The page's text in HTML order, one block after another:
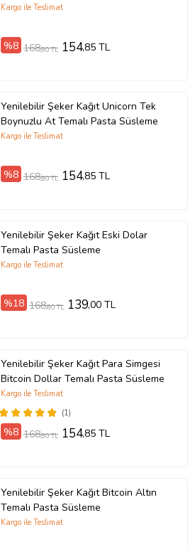
Kargo ile Teslimat
%8 168,80 TL 154,85 TL
Yenilebilir Şeker Kağıt Unicorn Tek
Boynuzlu At Temalı Pasta Süsleme
Kargo ile Teslimat
%8 168,80 TL 154,85 TL
Yenilebilir Şeker Kağıt Eski Dolar
Temalı Pasta Süsleme
Kargo ile Teslimat
%18 168,80 TL 139,00 TL
Yenilebilir Şeker Kağıt Para Simgesi
Bitcoin Dollar Temalı Pasta Süsleme
(1)
Kargo ile Teslimat
%8 168,80 TL 154,85 TL
Yenilebilir Şeker Kağıt Bitcoin Altın
Temalı Pasta Süsleme
Kargo ile Teslimat